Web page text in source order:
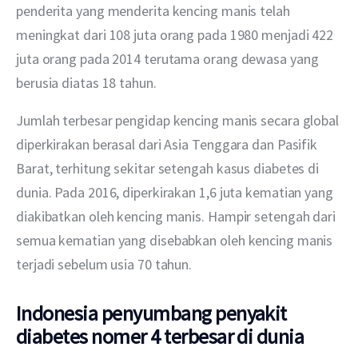
penderita yang menderita kencing manis telah
meningkat dari 108 juta orang pada 1980 menjadi 422
juta orang pada 2014 terutama orang dewasa yang
berusia diatas 18 tahun.
Jumlah terbesar pengidap kencing manis secara global
diperkirakan berasal dari Asia Tenggara dan Pasifik
Barat, terhitung sekitar setengah kasus diabetes di
dunia. Pada 2016, diperkirakan 1,6 juta kematian yang
diakibatkan oleh kencing manis. Hampir setengah dari
semua kematian yang disebabkan oleh kencing manis
terjadi sebelum usia 70 tahun.
Indonesia penyumbang penyakit
diabetes nomer 4 terbesar di dunia